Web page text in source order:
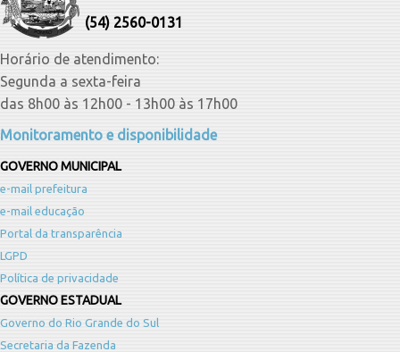
(54) 2560-0131
Horário de atendimento:
Segunda a sexta-feira
das 8h00 às 12h00 - 13h00 às 17h00
Monitoramento e disponibilidade
GOVERNO MUNICIPAL
e-mail prefeitura
e-mail educação
Portal da transparência
LGPD
Política de privacidade
GOVERNO ESTADUAL
Governo do Rio Grande do Sul
Secretaria da Fazenda